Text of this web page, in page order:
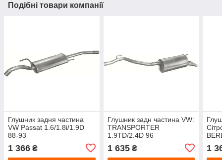
Подібні товари компанії
Глушник задня частина
VW Passat 1.6/1.8i/1.9D
88-93
1 366 ₴
Глушник задн частина VW:
TRANSPORTER
1.9TD/2.4D 96
1 635₴ 1